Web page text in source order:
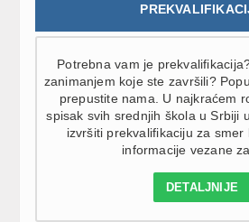
Potrebna vam je
zanimanjem koje ste završili?
prepustite nama. U najkraćem
spisak svih srednjih škola u Srbiji
izvršiti prekvalifikaciju za smer
informacije vezane
DETALJNIJE